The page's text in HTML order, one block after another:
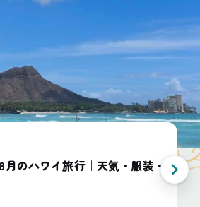
月のハワイ旅行｜天気・服装・